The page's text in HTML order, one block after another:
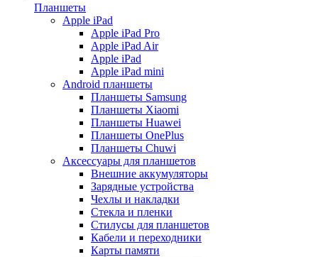
Планшеты
Apple iPad
Apple iPad Pro
Apple iPad Air
Apple iPad
Apple iPad mini
Android планшеты
Планшеты Samsung
Планшеты Xiaomi
Планшеты Huawei
Планшеты OnePlus
Планшеты Chuwi
Аксессуары для планшетов
Внешние аккумуляторы
Зарядные устройства
Чехлы и накладки
Стекла и пленки
Стилусы для планшетов
Кабели и переходники
Карты памяти